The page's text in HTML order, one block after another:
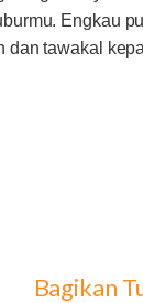
Engkau
tawakal
Bagikan